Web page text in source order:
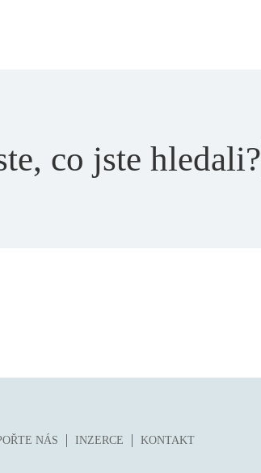
co jste hledali?
NÁS INZERCE KONTAKT